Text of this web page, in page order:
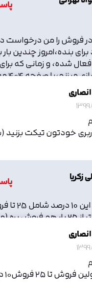
فروش را من درخواست
بنده،امروز چندین
شده، و زمانی که برای
درخواست
خودتون تیکت
سلام وقت بخیر ؛
هست و یا اگر کمتر از 25 بار هم